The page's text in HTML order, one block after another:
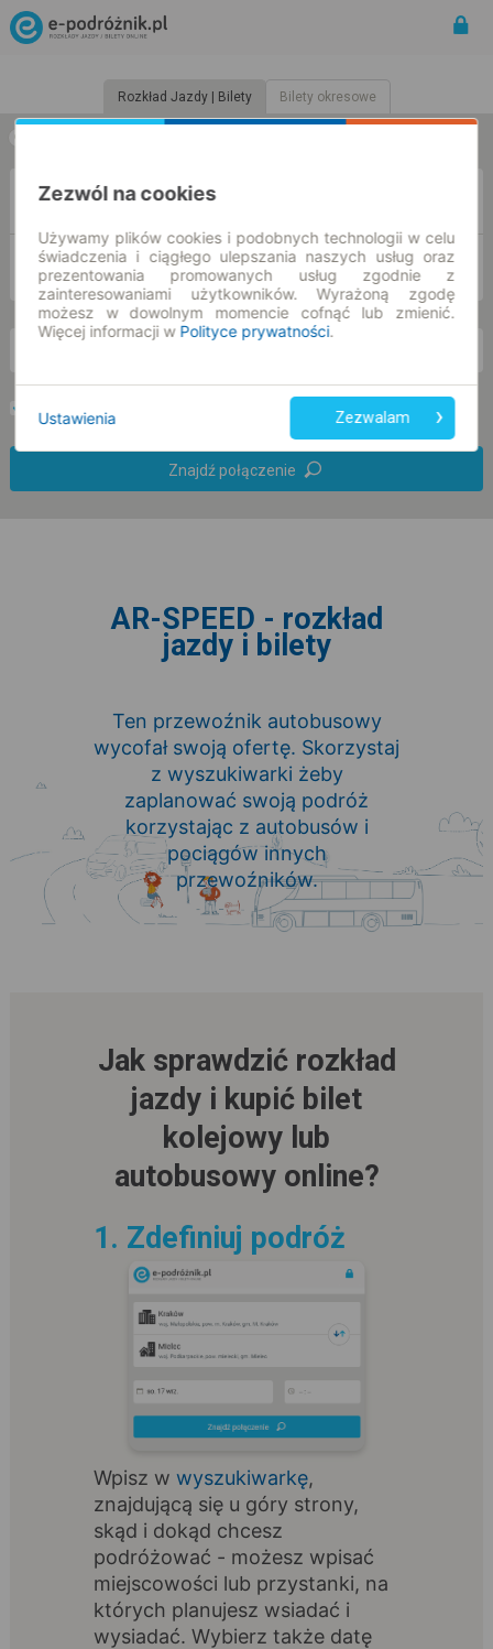
Rozkład Jazdy | Bilety Bilety okresowe
Z
DO
Preferuj bez przesiadek
Znajdź połączenie
AR-SPEED - rozkład
jazdy i bilety
Ten przewoźnik autobusowy
wycofał swoją ofertę. Skorzystaj
z wyszukiwarki żeby
zaplanować swoją podróż
korzystając z autobusów i
pociągów innych
przewoźników.
Jak sprawdzić rozkład
jazdy i kupić bilet
kolejowy lub
autobusowy online?
1. Zdefiniuj podróż
Wpisz w wyszukiwarkę,
znajdującą się u góry strony,
skąd i dokąd chcesz
podróżować - możesz wpisać
miejscowości lub przystanki, na
których planujesz wsiadać i
wysiadać. Wybierz także datę
Zezwól na cookies
Używamy plików cookies i podobnych technologii w celu
świadczenia i ciągłego ulepszania naszych usług oraz
prezentowania promowanych usług zgodnie z
zainteresowaniami użytkowników. Wyrażoną zgodę
możesz w dowolnym momencie cofnąć lub zmienić.
Więcej informacji w Polityce prywatności.
Ustawienia Zezwalam